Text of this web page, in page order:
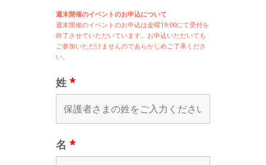
週末開催のイベントのお申込について
週末開催のイベントのお申込は金曜19:00にて受付を
終了させていただいています。お申込いただいても
ご参加いただけませんのであらかじめご了承くださ
い。
姓 *
名 *